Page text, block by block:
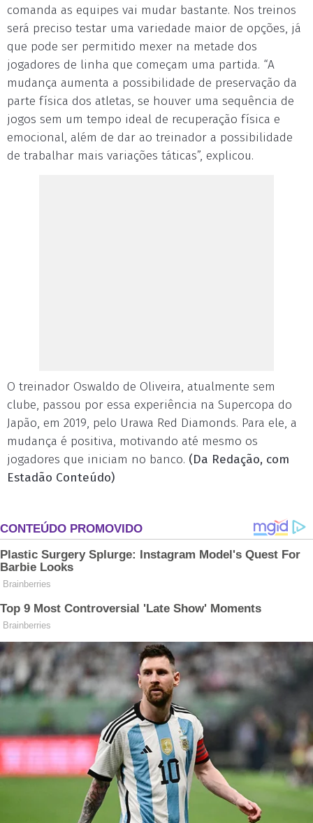
comanda as equipes vai mudar bastante. Nos treinos
será preciso testar uma variedade maior de opções, já
que pode ser permitido mexer na metade dos
jogadores de linha que começam uma partida. “A
mudança aumenta a possibilidade de preservação da
parte física dos atletas, se houver uma sequência de
jogos sem um tempo ideal de recuperação física e
emocional, além de dar ao treinador a possibilidade
de trabalhar mais variações táticas”, explicou.
O treinador Oswaldo de Oliveira, atualmente sem
clube, passou por essa experiência na Supercopa do
Japão, em 2019, pelo Urawa Red Diamonds. Para ele, a
mudança é positiva, motivando até mesmo os
jogadores que iniciam no banco. (Da Redação, com
Estadão Conteúdo)